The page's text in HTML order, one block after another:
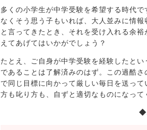
多くの小学生が中学受験を希望する時代
なくそう思う子もいれば、大人並みに情
と言ってきたとき、それを受け入れる余
えてあげてはいかがでしょう？
たとえ、ご自身が中学受験を経験したと
であることは了解済みのはず。この過酷
で同じ目標に向かって厳しい毎日を送っ
方も叱り方も、自ずと適切なものになって
◆